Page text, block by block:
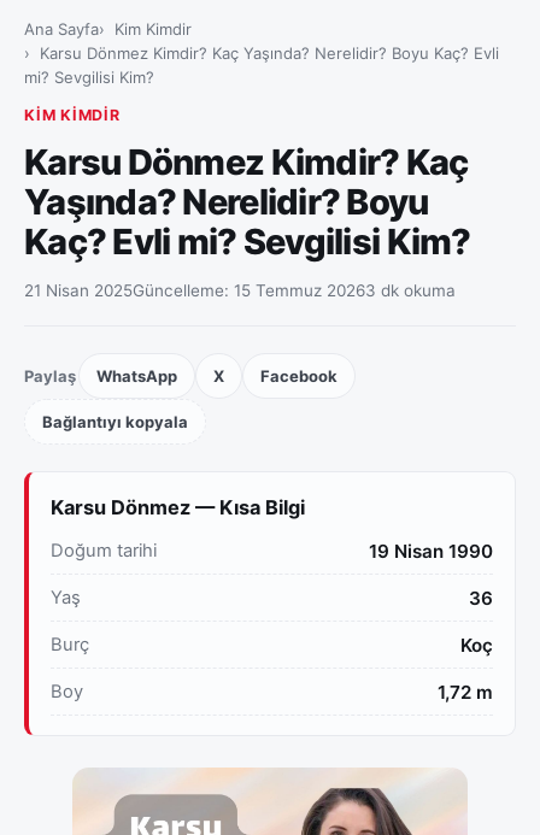
Ana Sayfa
Kim Kimdir
Karsu Dönmez Kimdir? Kaç Yaşında? Nerelidir? Boyu Kaç? Evli
mi? Sevgilisi Kim?
KIM KIMDIR
Karsu Dönmez Kimdir? Kaç
Yaşında? Nerelidir? Boyu
Kaç? Evli mi? Sevgilisi Kim?
21 Nisan 2025Güncelleme: 15 Temmuz 20263 dk okuma
Paylaş WhatsApp X Facebook
Bağlantıyı kopyala
Karsu Dönmez — Kısa Bilgi
Doğum tarihi 19 Nisan 1990
Yaş 36
Burç Koç
Boy 1,72 m